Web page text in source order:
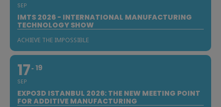
SEP
IMTS 2026 - INTERNATIONAL MANUFACTURING
TECHNOLOGY SHOW
ACHIEVE THE IMPOSSIBLE
17
SEP
19
EXPO3D ISTANBUL 2026: THE NEW MEETING POINT
FOR ADDITIVE MANUFACTURING